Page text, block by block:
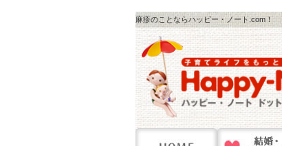
麻疹のことならハッピー・ノート.com！